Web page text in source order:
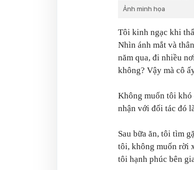
Ảnh minh họa
Tôi kinh ngạc khi
Nhìn ánh mắt và
năm qua, đi nhiều
không? Vậy mà cô
Không muốn tôi
nhận với đối tác đó
Sau bữa ăn, tôi tìm
tôi, không muốn rời
tôi hạnh phúc bên